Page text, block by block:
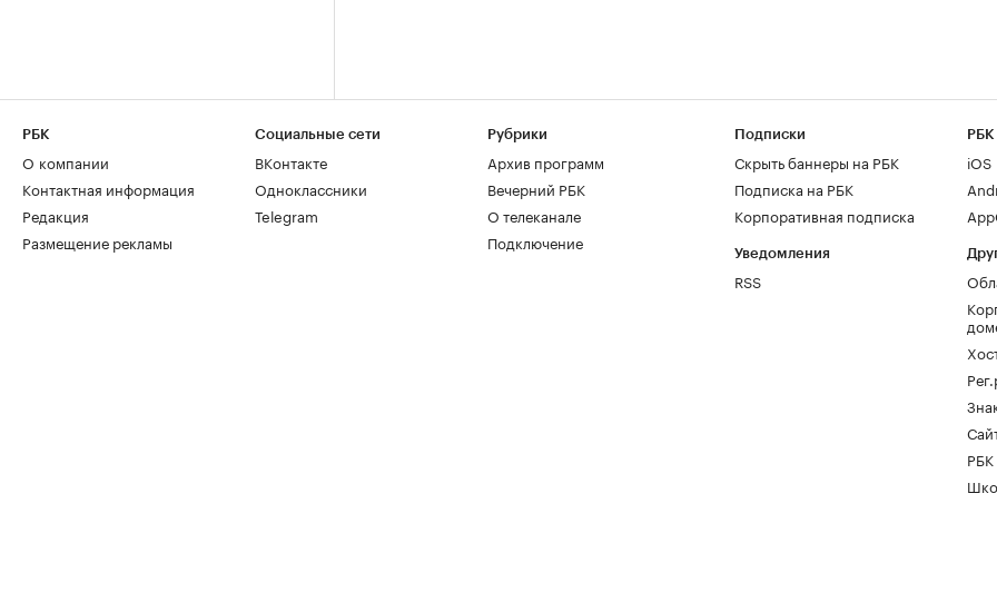
РБК
О компании
Контактная информация
Редакция
Размещение рекламы
Социальные сети
ВКонтакте
Одноклассники
Telegram
Рубрики
Архив программ
Вечерний РБК
О телеканале
Подключение
Подписки
Скрыть баннеры на РБК
Подписка на РБК
Корпоративная подписка
Уведомления
RSS
РБК
iOS